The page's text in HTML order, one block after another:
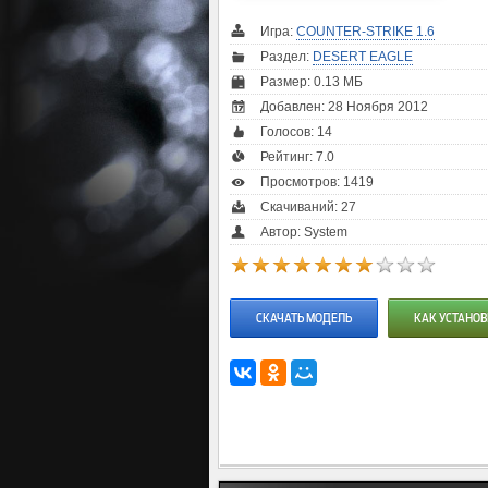
Игра: COUNTER-STRIKE 1.6
Раздел: DESERT EAGLE
Размер: 0.13 МБ
Добавлен: 28 Ноября 2012
Голосов: 14
Рейтинг: 7.0
Просмотров: 1419
Скачиваний: 27
Автор: System
СКАЧАТЬ МОДЕЛЬ КАК